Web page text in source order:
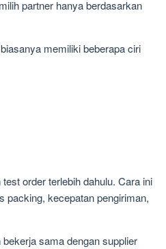
partner hanya berdasarkan
memiliki beberapa ciri
order terlebih dahulu. Cara ini
packing, kecepatan pengiriman,
sama dengan supplier